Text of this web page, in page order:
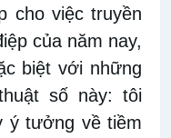
cho việc truyền
của năm nay,
biệt với những
số này: tôi
ý tưởng về tiềm